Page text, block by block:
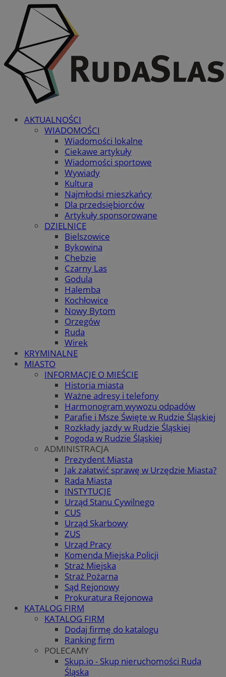
AKTUALNOŚCI
WIADOMOŚCI
Wiadomości lokalne
Ciekawe artykuły
Wiadomości sportowe
Wywiady
Kultura
Najmłodsi mieszkańcy
Dla przedsiębiorców
Artykuły sponsorowane
DZIELNICE
Bielszowice
Bykowina
Chebzie
Czarny Las
Godula
Halemba
Kochłowice
Nowy Bytom
Orzegów
Ruda
Wirek
KRYMINALNE
MIASTO
INFORMACJE O MIEŚCIE
Historia miasta
Ważne adresy i telefony
Harmonogram wywozu odpadów
Parafie i Msze Święte w Rudzie Śląskiej
Rozkłady jazdy w Rudzie Śląskiej
Pogoda w Rudzie Śląskiej
ADMINISTRACJA
Prezydent Miasta
Jak załatwić sprawę w Urzędzie Miasta?
Rada Miasta
INSTYTUCJE
Urząd Stanu Cywilnego
CUS
Urząd Skarbowy
ZUS
Urząd Pracy
Komenda Miejska Policji
Straż Miejska
Straż Pożarna
Sąd Rejonowy
Prokuratura Rejonowa
KATALOG FIRM
KATALOG FIRM
Dodaj firmę do katalogu
Ranking firm
POLECAMY
Skup.io - Skup nieruchomości Ruda
Śląska